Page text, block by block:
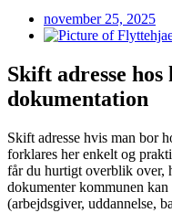
november 25, 2025
Skift adresse
dokumentation
Skift adresse hvis man bor
forklares her enkelt og
får du hurtigt overblik over,
dokumenter kommunen
(arbejdsgiver, uddannelse,